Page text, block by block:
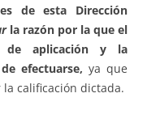
de esta Dirección
la razón por la que el
aplicación y la
efectuarse,ya que
calificación dictada.